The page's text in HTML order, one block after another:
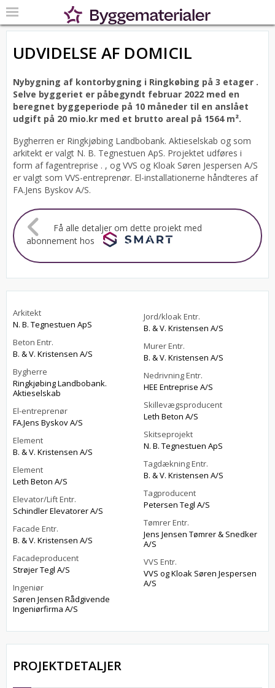
UDVIDELSE AF DOMICIL
Nybygning af kontorbygning i Ringkøbing på 3 etager .
Selve byggeriet er påbegyndt februar 2022 med en
beregnet byggeperiode på 10 måneder til en anslået
udgift på 20 mio.kr med et brutto areal på 1564 m².
Bygherren er Ringkjøbing Landbobank. Aktieselskab og som
arkitekt er valgt N. B. Tegnestuen ApS. Projektet udføres i
form af fagentreprise . , og VVS og Kloak Søren Jespersen A/S
er valgt som VVS-entreprenør. El-installationerne håndteres af
FA.Jens Byskov A/S.
Få alle detaljer om dette projekt med
abonnement hos
Arkitekt
N. B. Tegnestuen ApS
Beton Entr.
B. & V. Kristensen A/S
Bygherre
Ringkjøbing Landbobank.
Aktieselskab
El-entreprenør
FA.Jens Byskov A/S
Element
B. & V. Kristensen A/S
Element
Leth Beton A/S
Elevator/Lift Entr.
Schindler Elevatorer A/S
Facade Entr.
B. & V. Kristensen A/S
Facadeproducent
Strøjer Tegl A/S
Ingeniør
Søren Jensen Rådgivende
Ingeniørfirma A/S
Jord/kloak Entr.
B. & V. Kristensen A/S
Murer Entr.
B. & V. Kristensen A/S
Nedrivning Entr.
HEE Entreprise A/S
Skillevægsproducent
Leth Beton A/S
Skitseprojekt
N. B. Tegnestuen ApS
Tagdækning Entr.
B. & V. Kristensen A/S
Tagproducent
Petersen Tegl A/S
Tømrer Entr.
Jens Jensen Tømrer & Snedker
A/S
VVS Entr.
VVS og Kloak Søren Jespersen
A/S
PROJEKTDETALJER